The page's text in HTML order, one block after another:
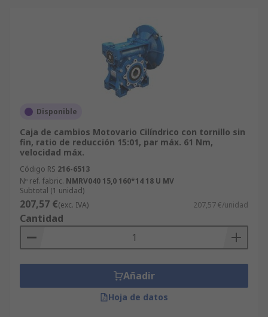
Disponible
Caja de cambios Motovario Cilíndrico con tornillo sin
fin, ratio de reducción 15:01, par máx. 61 Nm,
velocidad máx.
Código RS 216-6513
Nº ref. fabric. NMRV040 15,0 160*14 18 U MV
Subtotal (1 unidad)
207,57 €(exc. IVA) 207,57 €/unidad
Cantidad
Añadir
Hoja de datos